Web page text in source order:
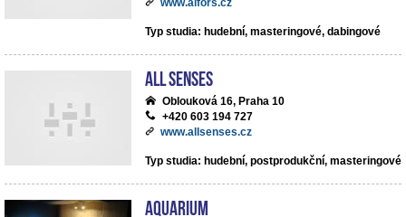
www.alfors.cz
Typ studia: hudební, masteringové, dabingové
All Senses
Oblouková 16, Praha 10
+420 603 194 727
www.allsenses.cz
Typ studia: hudební, postprodukční, masteringové
Aquarium